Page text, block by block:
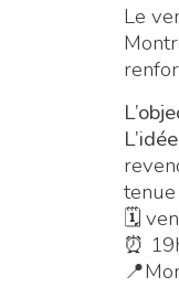
Le
🗓
⏰